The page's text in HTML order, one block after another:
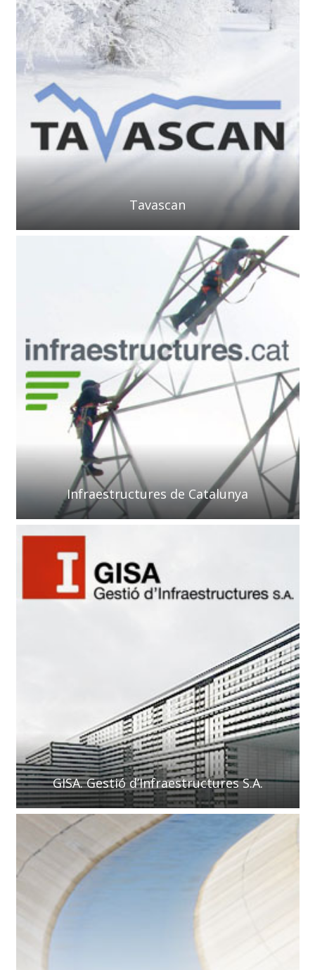
Tavascan
Infraestructures de Catalunya
GISA. Gestió d’Infraestructures S.A.